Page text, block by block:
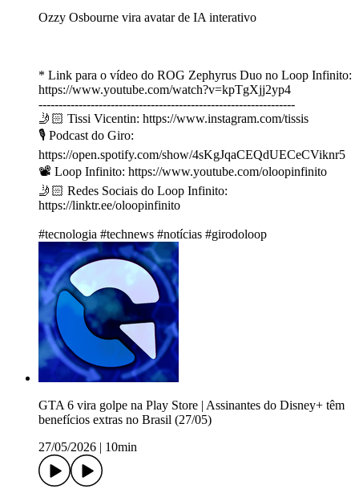
Ozzy Osbourne vira avatar de IA interativo
* Link para o vídeo do ROG Zephyrus Duo no Loop Infinito:
https://www.youtube.com/watch?v=kpTgXjj2yp4
----------------------------------------------------------------
🤳🏻 Tissi Vicentin: https://www.instagram.com/tissis
🎙️ Podcast do Giro:
https://open.spotify.com/show/4sKgJqaCEQdUECeCViknr5
📽️ Loop Infinito: https://www.youtube.com/oloopinfinito
🤳🏻 Redes Sociais do Loop Infinito:
https://linktr.ee/oloopinfinito
#tecnologia #technews #notícias #girodoloop
GTA 6 vira golpe na Play Store | Assinantes do Disney+ têm
benefícios extras no Brasil (27/05)
27/05/2026
10min